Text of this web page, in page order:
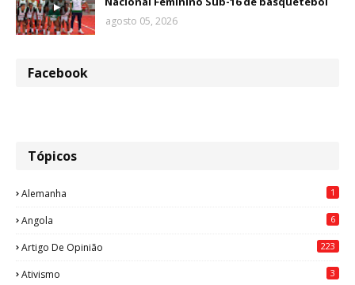
agosto 05, 2026
Facebook
Tópicos
Alemanha 1
Angola 6
Artigo De Opinião 223
Ativismo 3